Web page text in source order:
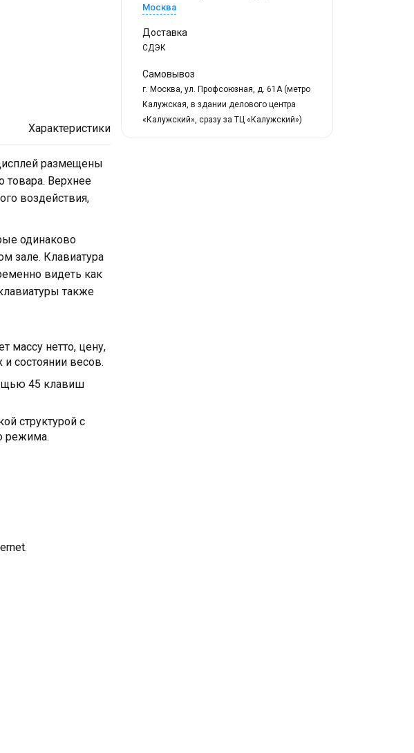
Характеристики
размещены
товара. Верхнее
воздействия,
одинаково
зале. Клавиатура
видеть как
также
массу нетто, цену,
состоянии весов.
45 клавиш
структурой с
режима.
Москва
Доставка
СДЭК
Самовывоз
г. Москва, ул. Профсоюзная, д. 61А (метро
Калужская, в здании делового центра
«Калужский», сразу за ТЦ «Калужский»)